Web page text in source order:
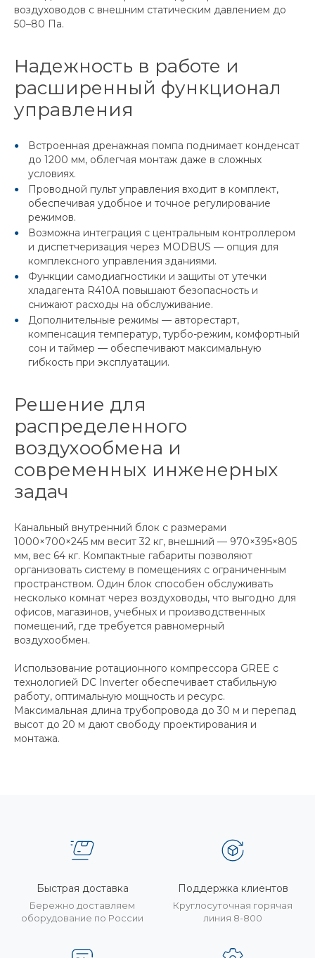
воздуховодов с внешним статическим давлением до
50–80 Па.
Надежность в работе и
расширенный функционал
управления
Встроенная дренажная помпа поднимает конденсат
до 1200 мм, облегчая монтаж даже в сложных
условиях.
Проводной пульт управления входит в комплект,
обеспечивая удобное и точное регулирование
режимов.
Возможна интеграция с центральным контроллером
и диспетчеризация через MODBUS — опция для
комплексного управления зданиями.
Функции самодиагностики и защиты от утечки
хладагента R410A повышают безопасность и
снижают расходы на обслуживание.
Дополнительные режимы — авторестарт,
компенсация температур, турбо-режим, комфортный
сон и таймер — обеспечивают максимальную
гибкость при эксплуатации.
Решение для
распределенного
воздухообмена и
современных инженерных
задач
Канальный внутренний блок с размерами
1000×700×245 мм весит 32 кг, внешний — 970×395×805
мм, вес 64 кг. Компактные габариты позволяют
организовать систему в помещениях с ограниченным
пространством. Один блок способен обслуживать
несколько комнат через воздуховоды, что выгодно для
офисов, магазинов, учебных и производственных
помещений, где требуется равномерный
воздухообмен.
Использование ротационного компрессора GREE с
технологией DC Inverter обеспечивает стабильную
работу, оптимальную мощность и ресурс.
Максимальная длина трубопровода до 30 м и перепад
высот до 20 м дают свободу проектирования и
монтажа.
Быстрая доставка
Бережно доставляем
оборудование по России
Поддержка клиентов
Круглосуточная горячая
линия 8-800